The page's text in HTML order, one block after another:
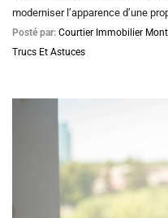
moderniser l’apparence d’une
Posté par: Courtier Immobilier
Trucs Et Astuces